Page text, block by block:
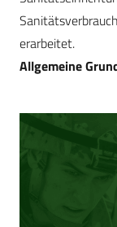
erarbeitet.
Allgemeine